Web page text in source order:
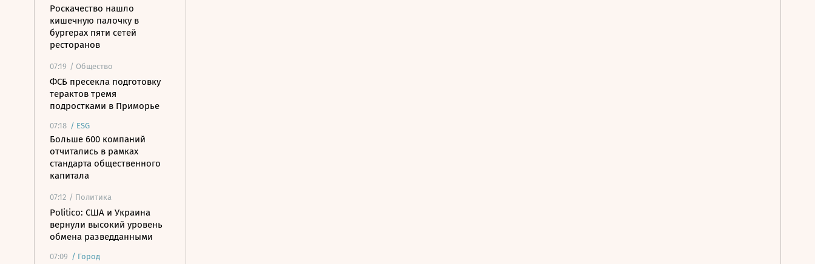
Роскачество нашло
кишечную палочку в
бургерах пяти сетей
ресторанов
07:19 / Общество
ФСБ пресекла подготовку
терактов тремя
подростками в Приморье
07:18 / ESG
Больше 600 компаний
отчитались в рамках
стандарта общественного
капитала
07:12 / Политика
Politico: США и Украина
вернули высокий уровень
обмена разведданными
07:09 / Город